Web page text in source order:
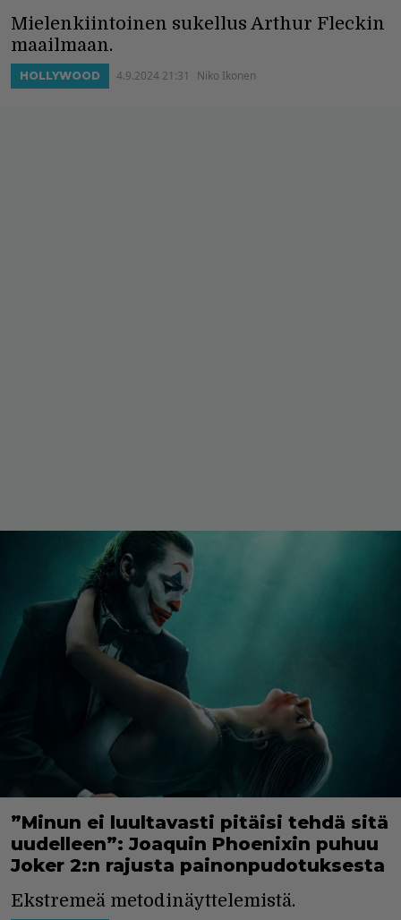
Mielenkiintoinen sukellus Arthur Fleckin
maailmaan.
HOLLYWOOD 4.9.2024 21:31 Niko Ikonen
”Minun ei luultavasti pitäisi tehdä sitä
uudelleen”: Joaquin Phoenixin puhuu
Joker 2:n rajusta painonpudotuksesta
Ekstremeä metodinäyttelemistä.